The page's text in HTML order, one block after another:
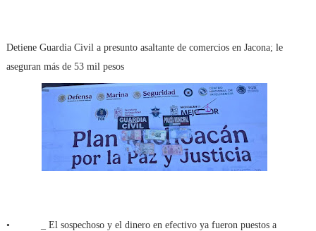
Detiene Guardia Civil a presunto asaltante de comercios en Jacona; le
aseguran más de 53 mil pesos
•
_ El sospechoso y el dinero en efectivo ya fueron puestos a